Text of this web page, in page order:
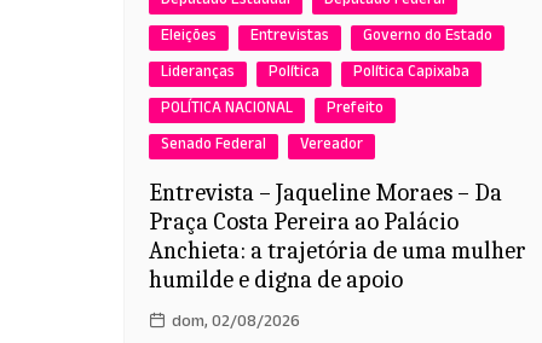
Eleições
Entrevistas
Governo do Estado
Lideranças
Política
Política Capixaba
POLÍTICA NACIONAL
Prefeito
Senado Federal
Vereador
Entrevista – Jaqueline Moraes – Da
Praça Costa Pereira ao Palácio
Anchieta: a trajetória de uma mulher
humilde e digna de apoio
dom, 02/08/2026